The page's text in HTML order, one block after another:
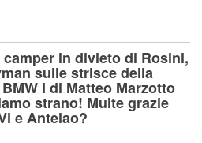
in divieto di Rosini,
sulle strisce della
I di Matteo Marzotto
strano! Multe grazie
e Antelao?